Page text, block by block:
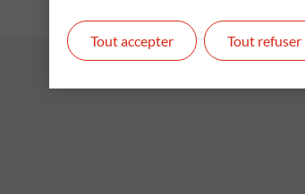
Tout refuser
Tout accepter